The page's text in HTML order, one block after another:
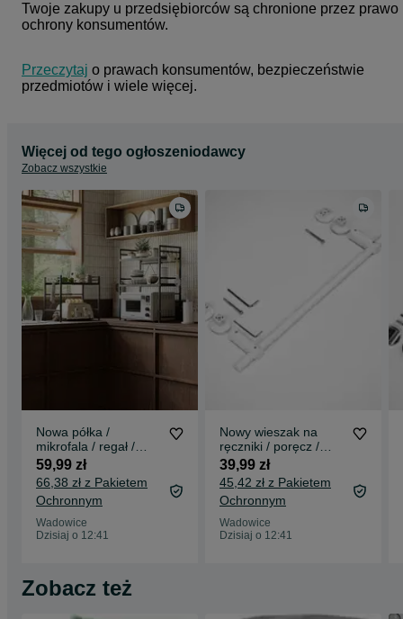
Twoje zakupy u przedsiębiorców są chronione przez prawo
ochrony konsumentów.
Przeczytaj o prawach konsumentów, bezpieczeństwie
przedmiotów i wiele więcej.
Więcej od tego ogłoszeniodawcy
Zobacz wszystkie
Nowa półka /
mikrofala / regał /
organizer/ wieszak/
półeczka/ W20!
59,99 zł
66,38 zł z Pakietem
Ochronnym
Wadowice
Dzisiaj o 12:41
Nowy wieszak na
ręczniki / poręcz /
haczyk / drążek
/WITEN&NOCK
!A370!
39,99 zł
45,42 zł z Pakietem
Ochronnym
Wadowice
Dzisiaj o 12:41
Zobacz też